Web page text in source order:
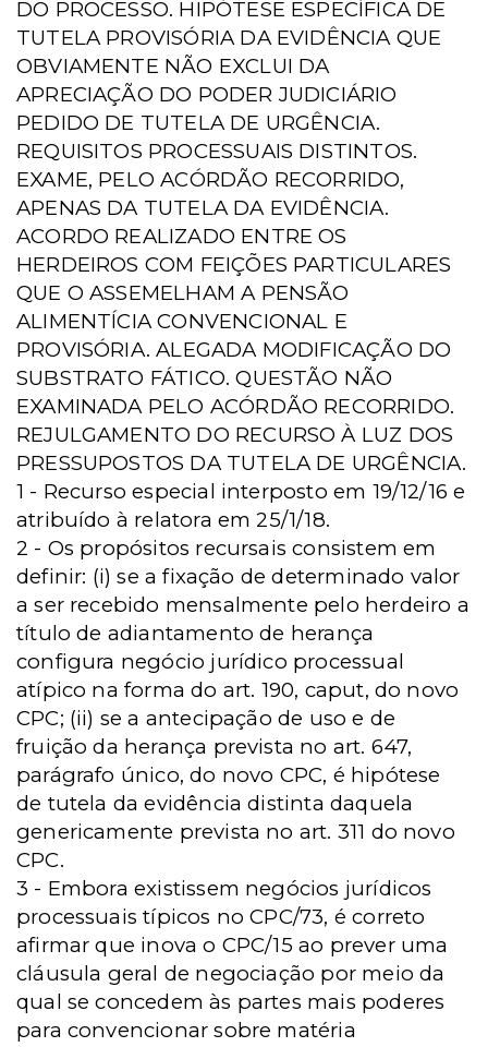
DO PROCESSO. HIPÓTESE ESPECÍFICA DE
TUTELA PROVISÓRIA DA EVIDÊNCIA QUE
OBVIAMENTE NÃO EXCLUI DA
APRECIAÇÃO DO PODER JUDICIÁRIO
PEDIDO DE TUTELA DE URGÊNCIA.
REQUISITOS PROCESSUAIS DISTINTOS.
EXAME, PELO ACÓRDÃO RECORRIDO,
APENAS DA TUTELA DA EVIDÊNCIA.
ACORDO REALIZADO ENTRE OS
HERDEIROS COM FEIÇÕES PARTICULARES
QUE O ASSEMELHAM A PENSÃO
ALIMENTÍCIA CONVENCIONAL E
PROVISÓRIA. ALEGADA MODIFICAÇÃO DO
SUBSTRATO FÁTICO. QUESTÃO NÃO
EXAMINADA PELO ACÓRDÃO RECORRIDO.
REJULGAMENTO DO RECURSO À LUZ DOS
PRESSUPOSTOS DA TUTELA DE URGÊNCIA.
1 - Recurso especial interposto em 19/12/16 e
atribuído à relatora em 25/1/18.
2 - Os propósitos recursais consistem em
definir: (i) se a fixação de determinado valor
a ser recebido mensalmente pelo herdeiro a
título de adiantamento de herança
configura negócio jurídico processual
atípico na forma do art. 190, caput, do novo
CPC; (ii) se a antecipação de uso e de
fruição da herança prevista no art. 647,
parágrafo único, do novo CPC, é hipótese
de tutela da evidência distinta daquela
genericamente prevista no art. 311 do novo
CPC.
3 - Embora existissem negócios jurídicos
processuais típicos no CPC/73, é correto
afirmar que inova o CPC/15 ao prever uma
cláusula geral de negociação por meio da
qual se concedem às partes mais poderes
para convencionar sobre matéria